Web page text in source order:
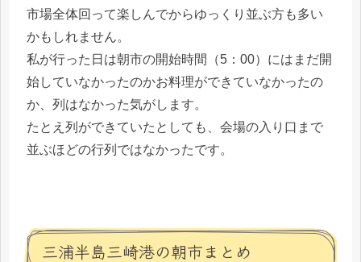
市場全体回って楽しんでからゆっくり並ぶ方も多い
かもしれません。
私が行った日は朝市の開始時間（5：00）にはまだ開
始していなかったのかお料理ができていなかったの
か、列はなかった気がします。
たとえ列ができていたとしても、会場の入り口まで
並ぶほどの行列ではなかったです。
三浦半島三崎港の朝市まとめ